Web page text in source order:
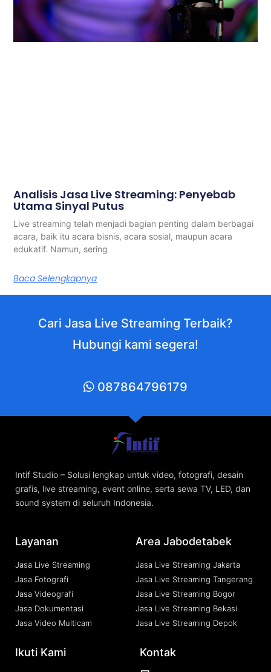
Analisis Jasa Live Streaming: Penyebab
Utama Sinyal Putus
Live streaming telah menjadi bagian penting dalam berbagai
acara, baik itu acara bisnis, acara sosial, maupun acara
edukatif. Namun, sering
Baca Selengkapnya
Cari Jasa Live Streaming Terbaik?
Hubungi kami segera!
087864796179
Intif Studio – Solusi lengkap untuk video, fotografi, desain
grafis, live streaming, event online, serta sewa TV, LED, dan
sound system di seluruh Indonesia.
Layanan
Jasa Live Streaming
Jasa Fotografi
Jasa Videografi
Jasa Dokumentasi
Jasa Video Multicam
Area Jabodetabek
Jasa Live Streaming Jakarta
Jasa Live Streaming Tangerang
Jasa Live Streaming Bogor
Jasa Live Streaming Bekasi
Jasa Live Streaming Depok
Ikuti Kami Kontak